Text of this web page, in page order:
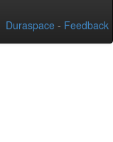
Duraspace - Feedback